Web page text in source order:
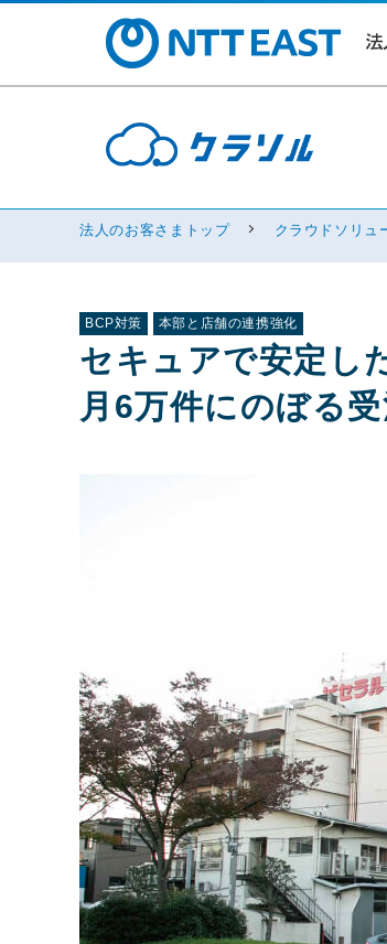
法人のお客さまトップ クラウドソリュ
BCP対策 本部と店舗の連携強化
セキュアで安定し
月6万件にのぼる